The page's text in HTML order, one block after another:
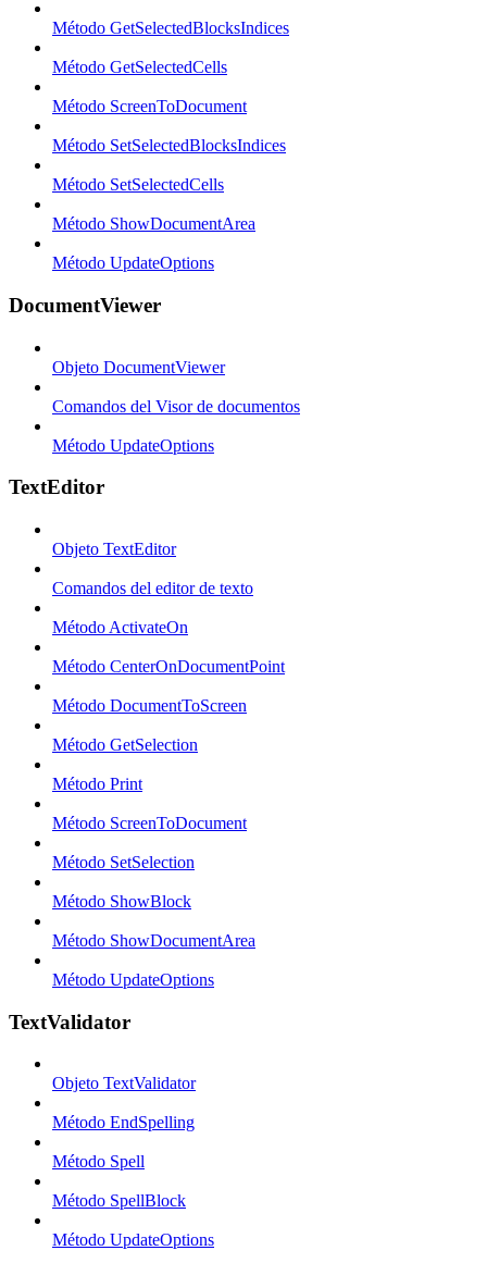
Método GetSelectedBlocksIndices
Método GetSelectedCells
Método ScreenToDocument
Método SetSelectedBlocksIndices
Método SetSelectedCells
Método ShowDocumentArea
Método UpdateOptions
DocumentViewer
Objeto DocumentViewer
Comandos del Visor de documentos
Método UpdateOptions
TextEditor
Objeto TextEditor
Comandos del editor de texto
Método ActivateOn
Método CenterOnDocumentPoint
Método DocumentToScreen
Método GetSelection
Método Print
Método ScreenToDocument
Método SetSelection
Método ShowBlock
Método ShowDocumentArea
Método UpdateOptions
TextValidator
Objeto TextValidator
Método EndSpelling
Método Spell
Método SpellBlock
Método UpdateOptions